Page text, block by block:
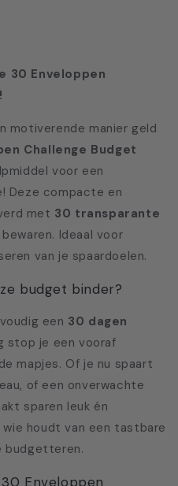
30 Enveloppen
motiverende manier geld
Challenge Budget
voor een
Deze compacte en
met 30 transparante
Ideaal voor
van je spaardoelen.
budget binder?
een 30 dagen
stop je een vooraf
mapjes. Of je nu spaart
of een onverwachte
sparen leuk én
houdt van een tastbare
budgetteren.
Enveloppen